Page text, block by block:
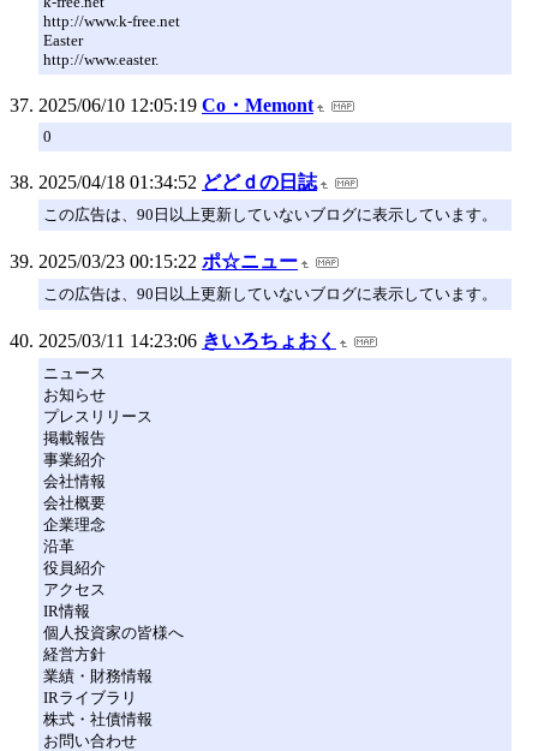
http://www.k-free.net
Easter
http://www.easter.
2025/06/10 12:05:19 Co・Memont
0
2025/04/18 01:34:52 どどｄの日誌
この広告は、90日以上更新していないブログに表示しています。
2025/03/23 00:15:22 ポ☆ニュー
この広告は、90日以上更新していないブログに表示しています。
2025/03/11 14:23:06 きいろちょおく
ニュース
お知らせ
プレスリリース
掲載報告
事業紹介
会社情報
会社概要
企業理念
沿革
役員紹介
アクセス
IR情報
個人投資家の皆様へ
経営方針
業績・財務情報
IRライブラリ
株式・社債情報
お問い合わせ